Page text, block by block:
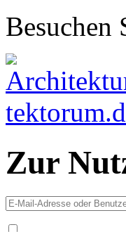
Besuchen
Zur